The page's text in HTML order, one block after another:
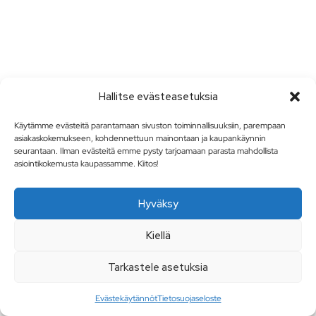
Hallitse evästeasetuksia
Käytämme evästeitä parantamaan sivuston toiminnallisuuksiin, parempaan
asiakaskokemukseen, kohdennettuun mainontaan ja kaupankäynnin
seurantaan. Ilman evästeitä emme pysty tarjoamaan parasta mahdollista
asiointikokemusta kaupassamme. Kiitos!
Hyväksy
Kiellä
Tarkastele asetuksia
EvästekäytännötTietosuojaseloste